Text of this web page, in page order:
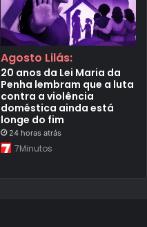
Agosto Lilás:
20 anos da Lei Maria da
Penha lembram que a luta
contra a violência
doméstica ainda está
longe do fim
24 horas atrás
7Minutos